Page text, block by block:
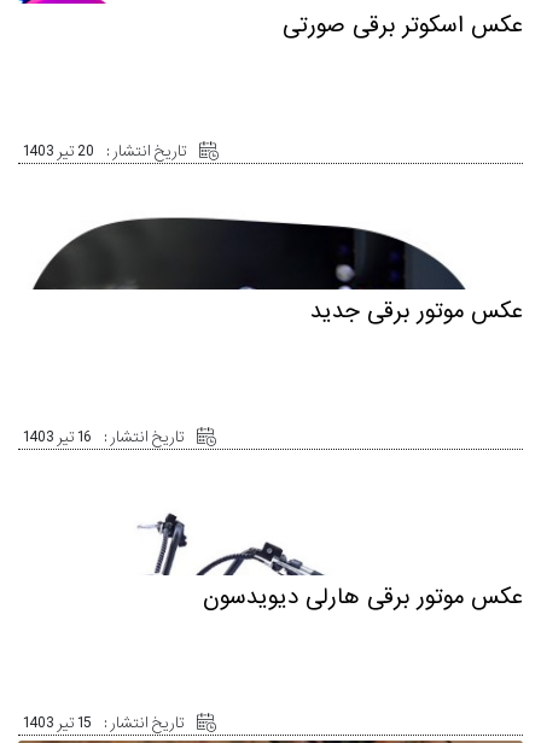
عکس اسکوتر برقی صورتی
تاریخ انتشار : 20 تیر 1403
عکس موتور برقی جدید
تاریخ انتشار : 16 تیر 1403
عکس موتور برقی هارلی دیویدسون
تاریخ انتشار : 15 تیر 1403